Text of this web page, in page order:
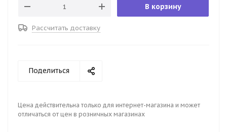
В корзину
Рассчитать доставку
Поделиться
Цена действительна только для интернет-магазина и может
отличаться от цен в розничных магазинах